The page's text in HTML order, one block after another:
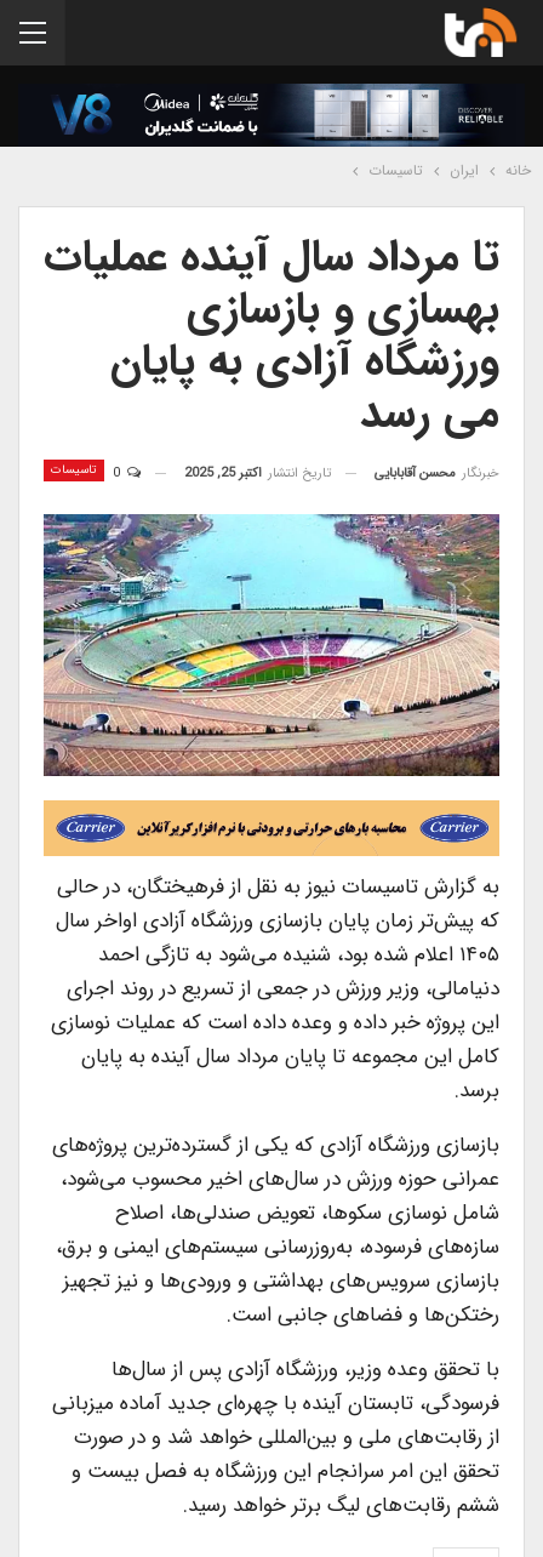
خانه ایران تاسیسات
تا مرداد سال آینده عملیات
بهسازی و بازسازی
ورزشگاه آزادی به پایان
می رسد
تاسیسات خبرنگار محسن آقابابایی تاریخ انتشار اکتبر 25, 2025
به گزارش تاسیسات نیوز به نقل از فرهیختگان، در حالی
که پیش‌تر زمان پایان بازسازی ورزشگاه آزادی اواخر سال
۱۴۰۵ اعلام شده بود، شنیده می‌شود به تازگی احمد
دنیامالی، وزیر ورزش در جمعی از تسریع در روند اجرای
این پروژه خبر داده و وعده داده است که عملیات نوسازی
کامل این مجموعه تا پایان مرداد سال آینده به پایان
برسد.
بازسازی ورزشگاه آزادی که یکی از گسترده‌ترین پروژه‌های
عمرانی حوزه ورزش در سال‌های اخیر محسوب می‌شود،
شامل نوسازی سکوها، تعویض صندلی‌ها، اصلاح
سازه‌های فرسوده، به‌روزرسانی سیستم‌های ایمنی و برق،
بازسازی سرویس‌های بهداشتی و ورودی‌ها و نیز تجهیز
رختکن‌ها و فضاهای جانبی است.
با تحقق وعده وزیر، ورزشگاه آزادی پس از سال‌ها
فرسودگی، تابستان آینده با چهره‌ای جدید آماده میزبانی
از رقابت‌های ملی و بین‌المللی خواهد شد و در صورت
تحقق این امر سرانجام این ورزشگاه به فصل بیست و
ششم رقابت‌های لیگ برتر خواهد رسید.